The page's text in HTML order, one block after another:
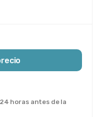
horas antes de la